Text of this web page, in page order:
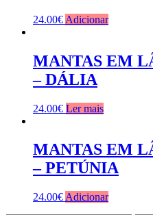
24.00€ Adicionar
MANTAS EM
– DÁLIA
24.00€ Ler mais
MANTAS EM
– PETÚNIA
24.00€ Adicionar